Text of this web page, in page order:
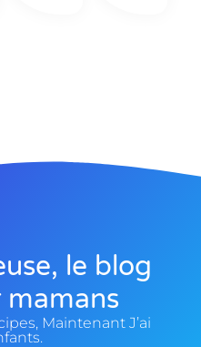
le blog
mamans
Maintenant J’ai